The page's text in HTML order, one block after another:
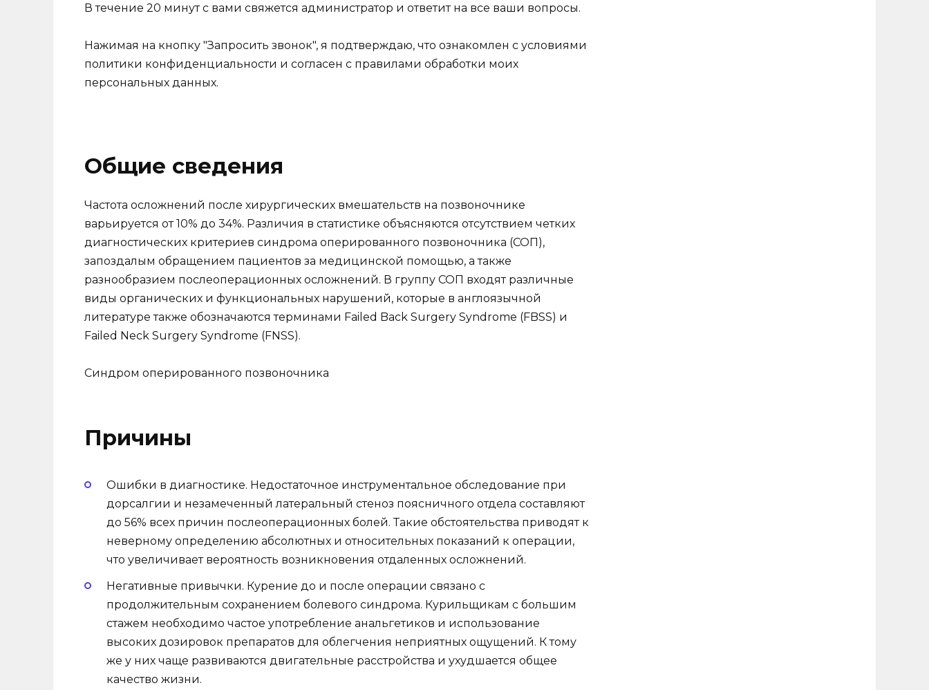
В течение 20 минут с вами свяжется администратор и ответит на все ваши вопросы.
Нажимая на кнопку "Запросить звонок", я подтверждаю, что ознакомлен с условиями
политики конфиденциальности и согласен с правилами обработки моих
персональных данных.
Общие сведения
Частота осложнений после хирургических вмешательств на позвоночнике
варьируется от 10% до 34%. Различия в статистике объясняются отсутствием четких
диагностических критериев синдрома оперированного позвоночника (СОП),
запоздалым обращением пациентов за медицинской помощью, а также
разнообразием послеоперационных осложнений. В группу СОП входят различные
виды органических и функциональных нарушений, которые в англоязычной
литературе также обозначаются терминами Failed Back Surgery Syndrome (FBSS) и
Failed Neck Surgery Syndrome (FNSS).
Синдром оперированного позвоночника
Причины
Ошибки в диагностике. Недостаточное инструментальное обследование при
дорсалгии и незамеченный латеральный стеноз поясничного отдела составляют
до 56% всех причин послеоперационных болей. Такие обстоятельства приводят к
неверному определению абсолютных и относительных показаний к операции,
что увеличивает вероятность возникновения отдаленных осложнений.
Негативные привычки. Курение до и после операции связано с
продолжительным сохранением болевого синдрома. Курильщикам с большим
стажем необходимо частое употребление анальгетиков и использование
высоких дозировок препаратов для облегчения неприятных ощущений. К тому
же у них чаще развиваются двигательные расстройства и ухудшается общее
качество жизни.